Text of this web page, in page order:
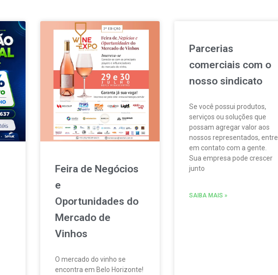
Feira de Negócios
e
Oportunidades do
Mercado de
Vinhos
O mercado do vinho se
encontra em Belo Horizonte!
Parcerias
comerciais com o
nosso sindicato
Se você possui produtos,
serviços ou soluções que
possam agregar valor aos
nossos representados, entre
em contato com a gente.
Sua empresa pode crescer
junto
SAIBA MAIS »